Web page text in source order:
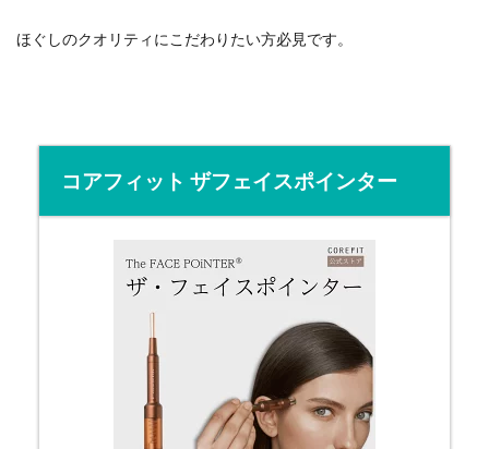
ほぐしのクオリティにこだわりたい方必見です。
コアフィット ザフェイスポインター